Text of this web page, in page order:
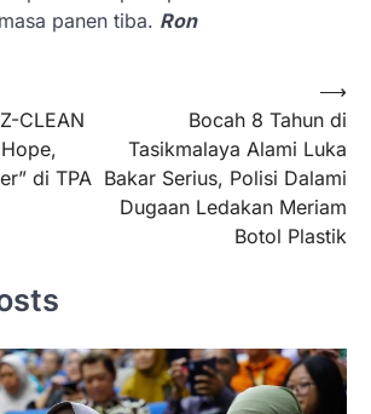
panen tiba. Ron
CLEAN
di TPA
Bocah 8 Tahun di
Tasikmalaya Alami Luka
Bakar Serius, Polisi Dalami
Dugaan Ledakan Meriam
Botol Plastik
⟶